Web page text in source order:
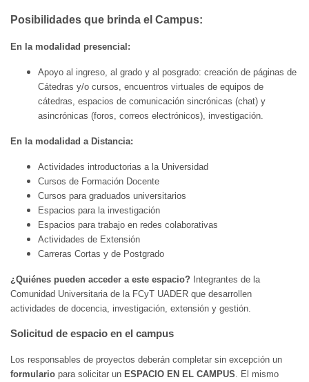
Posibilidades que brinda el Campus:
En la modalidad presencial:
Apoyo al ingreso, al grado y al posgrado: creación de páginas de
Cátedras y/o cursos, encuentros virtuales de equipos de
cátedras, espacios de comunicación sincrónicas (chat) y
asincrónicas (foros, correos electrónicos), investigación.
En la modalidad a Distancia:
Actividades introductorias a la Universidad
Cursos de Formación Docente
Cursos para graduados universitarios
Espacios para la investigación
Espacios para trabajo en redes colaborativas
Actividades de Extensión
Carreras Cortas y de Postgrado
¿Quiénes pueden acceder a este espacio?
Integrantes de la
Comunidad Universitaria de la FCyT UADER que desarrollen
actividades de docencia, investigación, extensión y gestión.
Solicitud de espacio en el campus
Los responsables de proyectos deberán completar sin excepción un
formulario para solicitar un ESPACIO EN EL CAMPUS. El mismo